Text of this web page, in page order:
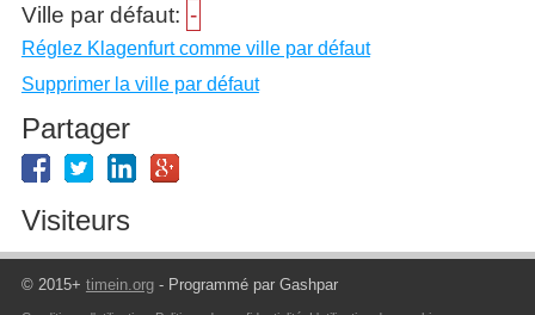
Ville par défaut: -
Réglez Klagenfurt comme ville par défaut
Supprimer la ville par défaut
Partager
Visiteurs
© 2015+ timein.org- Programmé par Gashpar